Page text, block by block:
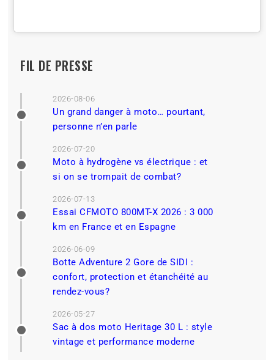
FIL DE PRESSE
2026-08-06
Un grand danger à moto… pourtant,
personne n’en parle
2026-07-20
Moto à hydrogène vs électrique : et
si on se trompait de combat?
2026-07-13
Essai CFMOTO 800MT-X 2026 : 3 000
km en France et en Espagne
2026-06-09
Botte Adventure 2 Gore de SIDI :
confort, protection et étanchéité au
rendez-vous?
2026-05-27
Sac à dos moto Heritage 30 L : style
vintage et performance moderne